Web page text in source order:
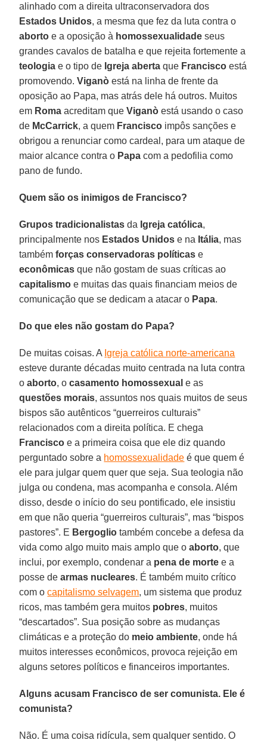
alinhado com a direita ultraconservadora dos
Estados Unidos, a mesma que fez da luta contra o
aborto e a oposição à homossexualidade seus
grandes cavalos de batalha e que rejeita fortemente a
teologia e o tipo de Igreja aberta que Francisco está
promovendo.Viganò está na linha de frente da
oposição ao Papa, mas atrás dele há outros. Muitos
em Roma acreditam queViganò está usando o caso
de McCarrick, a quem Francisco impôs sanções e
obrigou a renunciar como cardeal, para um ataque de
maior alcance contra o Papa com a pedofilia como
pano de fundo.
Quem são os inimigos de Francisco?
Grupos tradicionalistas da Igreja católica,
principalmente nos Estados Unidos e na Itália, mas
tambémforças conservadoras políticase
econômicas que não gostam de suas críticas ao
capitalismo e muitas das quais financiam meios de
comunicação que se dedicam a atacar o Papa.
Do que eles não gostam do Papa?
De muitas coisas. A Igreja católica norte-americana
esteve durante décadas muito centrada na luta contra
oaborto, o casamento homossexual e as
questões morais, assuntos nos quais muitos de seus
bispos são autênticos “guerreiros culturais”
relacionados com a direita política. E chega
Francisco e a primeira coisa que ele diz quando
perguntado sobre a homossexualidade é que quem é
ele para julgar quem quer que seja. Sua teologia não
julga ou condena, mas acompanha e consola. Além
disso, desde o início do seu pontificado, ele insistiu
em que não queria “guerreiros culturais”, mas “bispos
pastores”. E Bergoglio também concebe a defesa da
vida como algo muito mais amplo que oaborto, que
inclui, por exemplo, condenar a pena de morte e a
posse dearmas nucleares. É também muito crítico
com ocapitalismo selvagem, um sistema que produz
ricos, mas também gera muitos pobres, muitos
“descartados”. Sua posição sobre as mudanças
climáticas e a proteção do meio ambiente, onde há
muitos interesses econômicos, provoca rejeição em
alguns setores políticos e financeiros importantes.
Alguns acusam Francisco de ser comunista. Ele é
comunista?
Não. É uma coisa ridícula, sem qualquer sentido. O